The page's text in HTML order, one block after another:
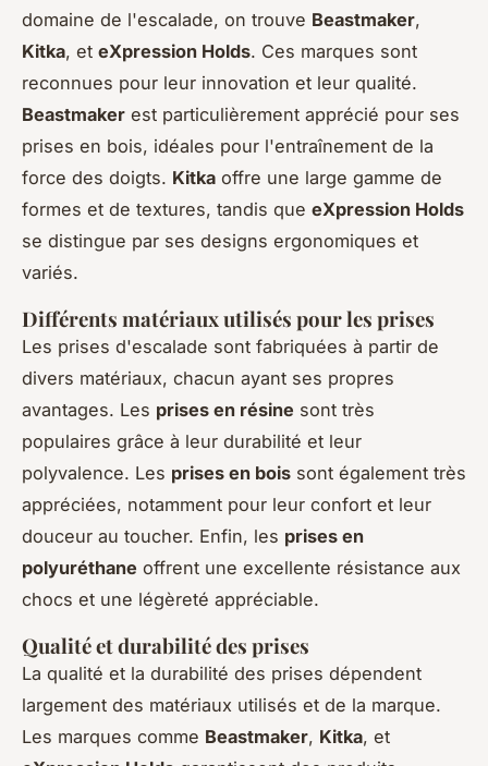
domaine de l'escalade, on trouve Beastmaker,
Kitka, et eXpression Holds. Ces marques sont
reconnues pour leur innovation et leur qualité.
Beastmaker est particulièrement apprécié pour ses
prises en bois, idéales pour l'entraînement de la
force des doigts. Kitka offre une large gamme de
formes et de textures, tandis que eXpression Holds
se distingue par ses designs ergonomiques et
variés.
Différents matériaux utilisés pour les prises
Les prises d'escalade sont fabriquées à partir de
divers matériaux, chacun ayant ses propres
avantages. Les prises en résine sont très
populaires grâce à leur durabilité et leur
polyvalence. Les prises en bois sont également très
appréciées, notamment pour leur confort et leur
douceur au toucher. Enfin, les prises en
polyuréthane offrent une excellente résistance aux
chocs et une légèreté appréciable.
Qualité et durabilité des prises
La qualité et la durabilité des prises dépendent
largement des matériaux utilisés et de la marque.
Les marques comme Beastmaker, Kitka, et